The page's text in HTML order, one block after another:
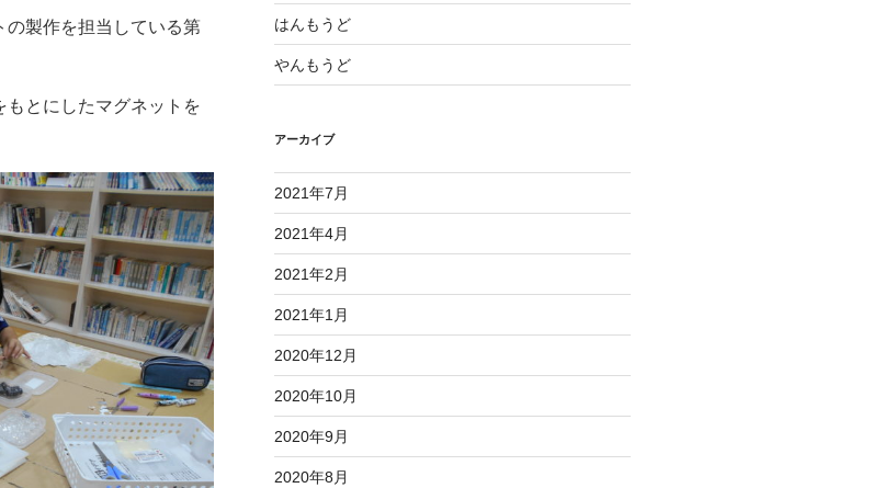
製作を担当している第
もとにしたマグネットを
はんもうど
やんもうど
アーカイブ
2021年7月
2021年4月
2021年2月
2021年1月
2020年12月
2020年10月
2020年9月
2020年8月